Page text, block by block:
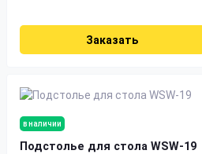
Заказать
в наличии
Подстолье для стола WSW-19